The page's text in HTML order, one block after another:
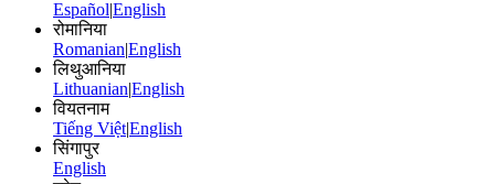
EspañolEnglish
रोमानिया
RomanianEnglish
लिथुआनिया
LithuanianEnglish
वियतनाम
Tiếng Việt|English
सिंगापुर
English